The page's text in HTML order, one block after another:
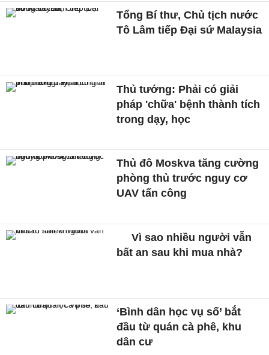
Tổng Bí thư, Chủ tịch nước
Tô Lâm tiếp Đại sứ Malaysia
Thủ tướng: Phải có giải
pháp 'chữa' bệnh thành tích
trong dạy, học
Thủ đô Moskva tăng cường
phòng thủ trước nguy cơ
UAV tấn công
Vì sao nhiều người vẫn
bất an sau khi mua nhà?
‘Bình dân học vụ số’ bắt
đầu từ quán cà phê, khu
dân cư